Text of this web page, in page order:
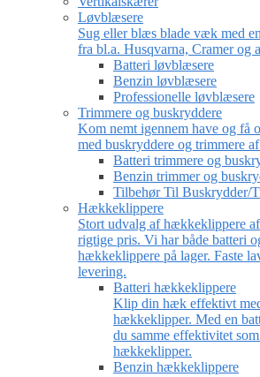
Løvblæsere
Sug eller blæs blade væk med
fra bl.a. Husqvarna, Cramer og
Batteri løvblæsere
Benzin løvblæsere
Professionelle løvblæsere
Trimmere og buskryddere
Kom nemt igennem have og få
med buskryddere og trimmere
Batteri trimmere og
Benzin trimmer og
Tilbehør Til Buskrydder/
Hækkeklippere
Stort udvalg af hækkeklippere
rigtige pris. Vi har både batteri
hækkeklippere på lager. Faste
levering.
Batteri hækkeklippere
Klip din hæk effektivt
hækkeklipper. Med en
du samme effektivitet
hækkeklipper.
Benzin hækkeklippere